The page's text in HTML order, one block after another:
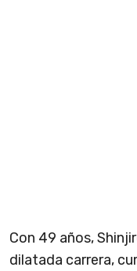
Con 49 años,
dilatada carrera,